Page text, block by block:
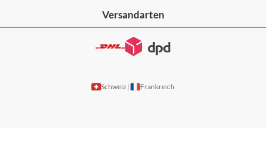
Versandarten
Schweiz Frankreich